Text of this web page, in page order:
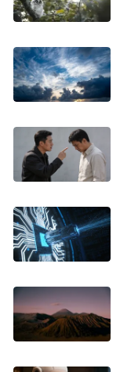
Lawn》
体群超越百人团队
Spark 1.2在
化学习环境